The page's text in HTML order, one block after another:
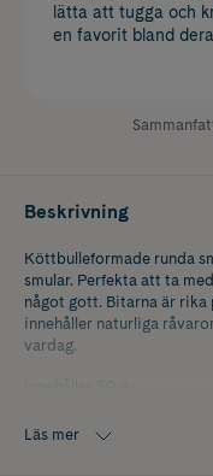
lätta att tugga och
en favorit bland
Beskrivning
Köttbulleformade runda
smular. Perfekta att ta
något gott. Bitarna är
innehåller naturliga
vardag.
Läs mer